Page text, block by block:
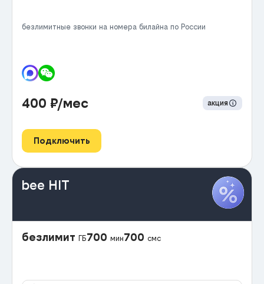
безлимитные звонки на номера билайна по России
400 ₽/мес акция
Подключить
bee HIT
безлимит ГБ700 мин700 смс